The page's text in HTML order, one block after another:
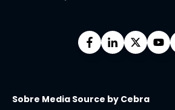
Sobre Media Source by Cebra